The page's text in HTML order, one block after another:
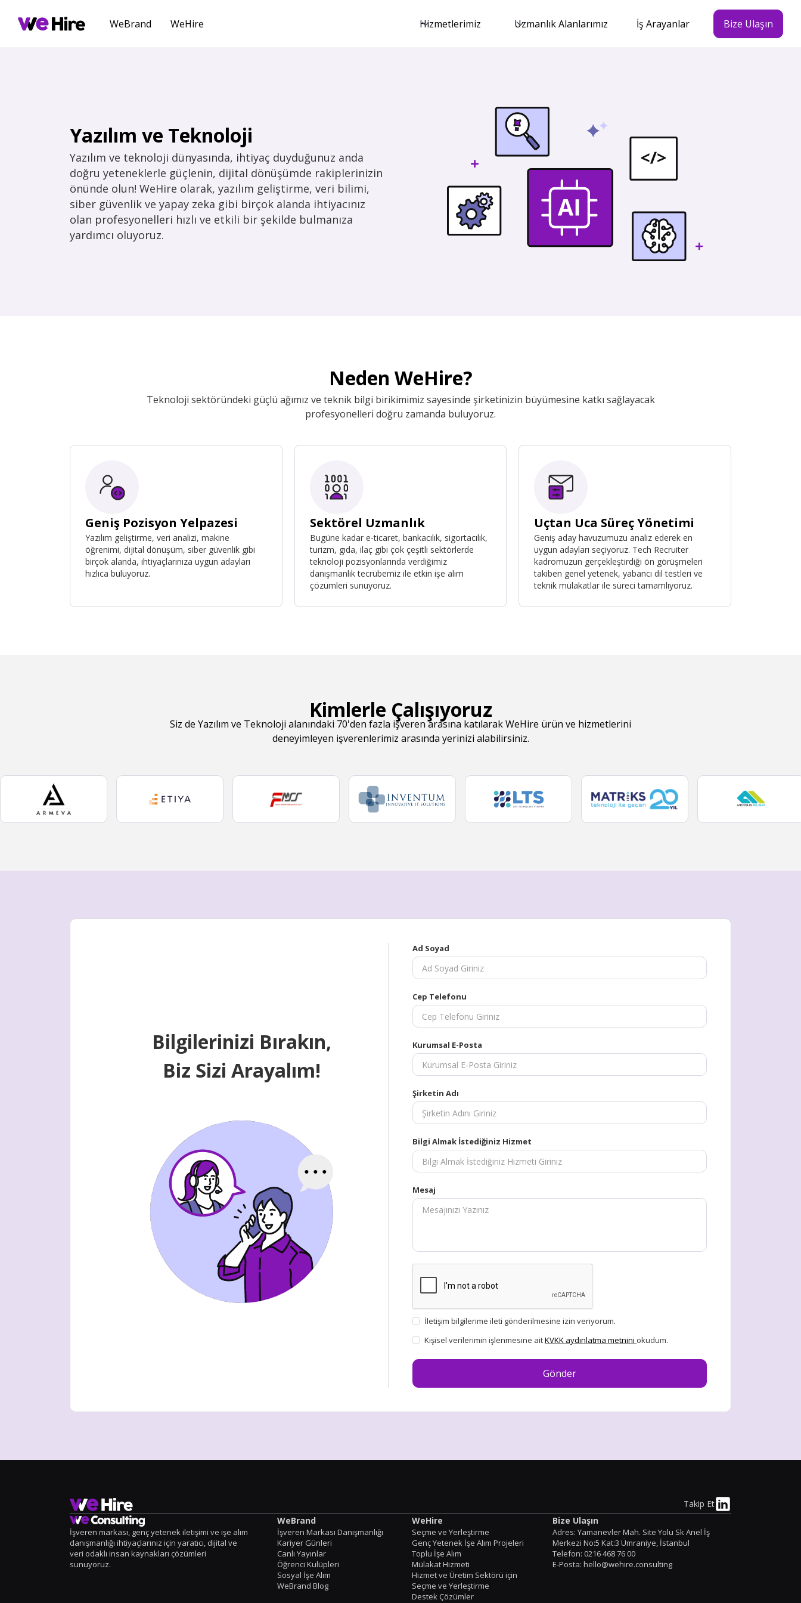
WeBrand WeHire Hizmetlerimiz Uzmanlık Alanlarımız İş Arayanlar Bize Ulaşın
Yazılım ve Teknoloji
Yazılım ve teknoloji dünyasında, ihtiyaç duyduğunuz anda
doğru yeteneklerle güçlenin, dijital dönüşümde rakiplerinizin
önünde olun! WeHire olarak, yazılım geliştirme, veri bilimi,
siber güvenlik ve yapay zeka gibi birçok alanda ihtiyacınız
olan profesyonelleri hızlı ve etkili bir şekilde bulmanıza
yardımcı oluyoruz.
Neden WeHire?
Teknoloji sektöründeki güçlü ağımız ve teknik bilgi birikimimiz sayesinde şirketinizin büyümesine katkı sağlayacak
profesyonelleri doğru zamanda buluyoruz.
Geniş Pozisyon Yelpazesi
Yazılım geliştirme, veri analizi, makine
öğrenimi, dijital dönüşüm, siber güvenlik gibi
birçok alanda, ihtiyaçlarınıza uygun adayları
hızlıca buluyoruz.
Sektörel Uzmanlık
Bugüne kadar e-ticaret, bankacılık, sigortacılık,
turizm, gıda, ilaç gibi çok çeşitli sektörlerde
teknoloji pozisyonlarında verdiğimiz
danışmanlık tecrübemiz ile etkin işe alım
çözümleri sunuyoruz.
Uçtan Uca Süreç Yönetimi
Geniş aday havuzumuzu analiz ederek en
uygun adayları seçiyoruz. Tech Recruiter
kadromuzun gerçekleştirdiği ön görüşmeleri
takiben genel yetenek, yabancı dil testleri ve
teknik mülakatlar ile süreci tamamlıyoruz.
Kimlerle Çalışıyoruz
Siz de Yazılım ve Teknoloji alanındaki 70'den fazla işveren arasına katılarak WeHire ürün ve hizmetlerini
deneyimleyen işverenlerimiz arasında yerinizi alabilirsiniz.
Bilgilerinizi Bırakın,
Biz Sizi Arayalım!
Ad Soyad
Cep Telefonu
Kurumsal E-Posta
Şirketin Adı
Bilgi Almak İstediğiniz Hizmet
Mesaj
İletişim bilgilerime ileti gönderilmesine izin veriyorum.
Kişisel verilerimin işlenmesine aitKVKK aydınlatma metnini okudum.
Takip Et
İşveren markası, genç yetenek iletişimi ve işe alım
danışmanlığı ihtiyaçlarınız için yaratıcı, dijital ve
veri odaklı insan kaynakları çözümleri
sunuyoruz.
WeBrand
İşveren Markası Danışmanlığı
Kariyer Günleri
Canlı Yayınlar
Öğrenci Kulüpleri
Sosyal İşe Alım
WeBrand Blog
WeHire
Seçme ve Yerleştirme
Genç Yetenek İşe Alım Projeleri
Toplu İşe Alım
Mülakat Hizmeti
Hizmet ve Üretim Sektörü için
Seçme ve Yerleştirme
Destek Çözümler
Bize Ulaşın
Adres: Yamanevler Mah. Site Yolu Sk Anel İş
Merkezi No:5 Kat:3 Ümraniye, İstanbul
Telefon: 0216 468 76 00
E-Posta: hello@wehire.consulting